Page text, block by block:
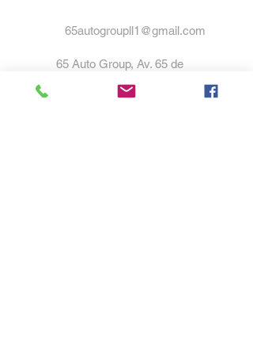
65autogroupll1@gmail.com
65 Auto Group, Av. 65 de